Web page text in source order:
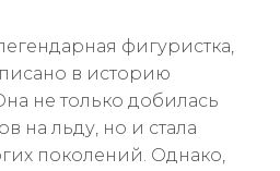
фигуристка,
в историю
не только добилась
на льду, но и стала
поколений. Однако,